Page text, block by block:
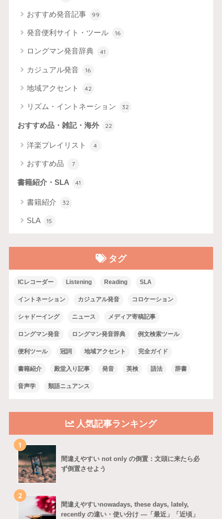
おすすめ発音記事 99
発音便利サイト・ツール 16
ロングマン発音辞典 41
カジュアル発音 16
地域アクセント 42
リズム・イントネーション 32
おすすめ品・雑記・海外 22
洋楽プレイリスト 4
おすすめ品 7
書籍紹介・SLA 41
書籍紹介 32
SLA 15
タグ
ICレコーダー Listening Reading SLA
イントネーション カジュアル発音 コロケーション
シャドーイング ニュース メディア寄稿記事
ロングマン発音 ロングマン発音辞典 例文検索ツール
便利ツール 冠詞 地域アクセント 完全ガイド
書籍紹介 殿堂入り記事 発音 英検 語法 辞書
音声学 類語ニュアンス
人気記事ランキング
1
間違えやすい not only の倒置：文頭に来たら必
ず倒置させよう
2
間違えやすいnowadays, these days, lately,
recently の違い・使い分け ―「最近」「近頃」